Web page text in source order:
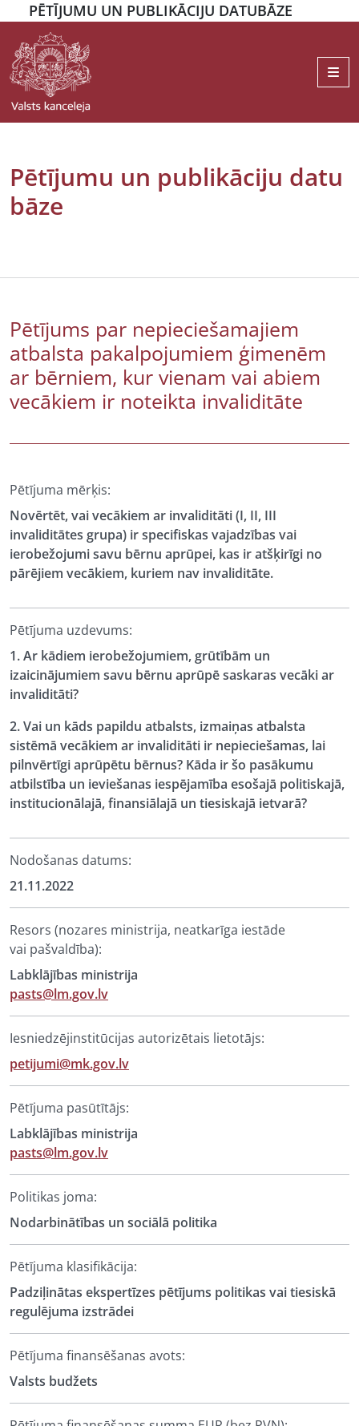
PĒTĪJUMU UN PUBLIKĀCIJU DATUBĀZE
Pētījumu un publikāciju datu
bāze
Pētījums par nepieciešamajiem
atbalsta pakalpojumiem ģimenēm
ar bērniem, kur vienam vai abiem
vecākiem ir noteikta invaliditāte
Pētījuma mērķis:
Novērtēt, vai vecākiem ar invaliditāti (I, II, III
invaliditātes grupa) ir specifiskas vajadzības vai
ierobežojumi savu bērnu aprūpei, kas ir atšķirīgi no
pārējiem vecākiem, kuriem nav invaliditāte.
Pētījuma uzdevums:
1. Ar kādiem ierobežojumiem, grūtībām un
izaicinājumiem savu bērnu aprūpē saskaras vecāki ar
invaliditāti?
2. Vai un kāds papildu atbalsts, izmaiņas atbalsta
sistēmā vecākiem ar invaliditāti ir nepieciešamas, lai
pilnvērtīgi aprūpētu bērnus? Kāda ir šo pasākumu
atbilstība un ieviešanas iespējamība esošajā politiskajā,
institucionālajā, finansiālajā un tiesiskajā ietvarā?
Nodošanas datums:
21.11.2022
Resors (nozares ministrija, neatkarīga iestāde
vai pašvaldība):
Labklājības ministrija
pasts@lm.gov.lv
Iesniedzējinstitūcijas autorizētais lietotājs:
petijumi@mk.gov.lv
Pētījuma pasūtītājs:
Labklājības ministrija
pasts@lm.gov.lv
Politikas joma:
Nodarbinātības un sociālā politika
Pētījuma klasifikācija:
Padziļinātas ekspertīzes pētījums politikas vai tiesiskā
regulējuma izstrādei
Pētījuma finansēšanas avots:
Valsts budžets